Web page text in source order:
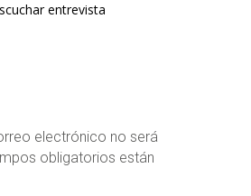
entrevista
electrónico no será
obligatorios están